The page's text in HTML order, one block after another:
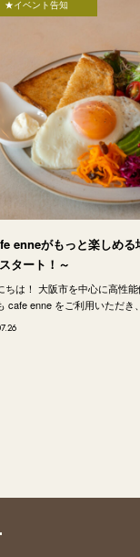
★イベント告知
enneがもっと楽しめ
タート！～
ちは！ 大阪市を中心に高性
cafe enne をご利用いただ